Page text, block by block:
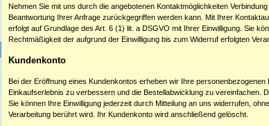
Nehmen Sie mit uns durch die angebotenen Kontaktmöglichkeiten
Beantwortung Ihrer Anfrage zurückgegriffen werden kann. Mit Ihrer
erfolgt auf Grundlage des Art. 6 (1) lit. a DSGVO mit Ihrer Einwilligung. Sie
Rechtmäßigkeit der aufgrund der Einwilligung bis zum Widerruf erfolgten
Kundenkonto
Bei der Eröffnung eines Kundenkontos erheben wir Ihre
Einkaufserlebnis zu verbessern und die Bestellabwicklung zu vereinfachen.
Sie können Ihre Einwilligung jederzeit durch Mitteilung an uns widerrufen,
Verarbeitung berührt wird. Ihr Kundenkonto wird anschließend gelöscht.